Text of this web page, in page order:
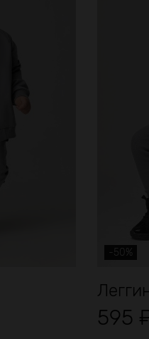
-50%
595